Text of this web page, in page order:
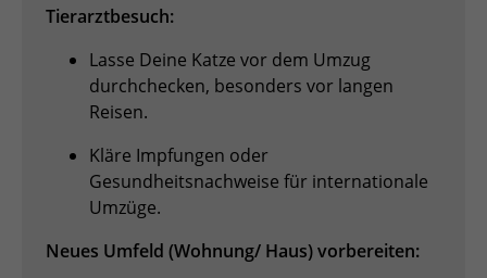
Tierarztbesuch:
Lasse Deine Katze vor dem Umzug
durchchecken, besonders vor langen
Reisen.
Kläre Impfungen oder
Gesundheitsnachweise für internationale
Umzüge.
Neues Umfeld (Wohnung/ Haus) vorbereiten: